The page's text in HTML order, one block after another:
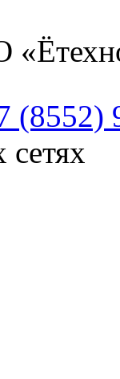
(8552)